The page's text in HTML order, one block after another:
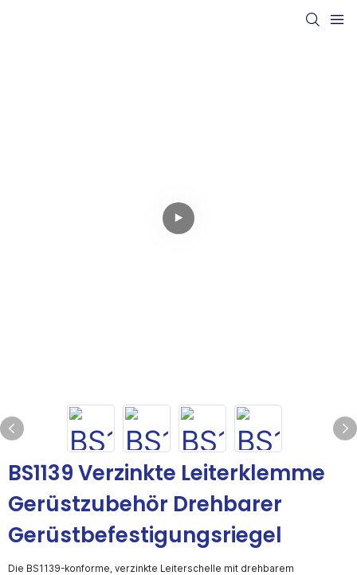
BS1139 Verzinkte Leiterklemme
Gerüstzubehör Drehbarer
Gerüstbefestigungsriegel
Die BS1139-konforme, verzinkte Leiterschelle mit drehbarem